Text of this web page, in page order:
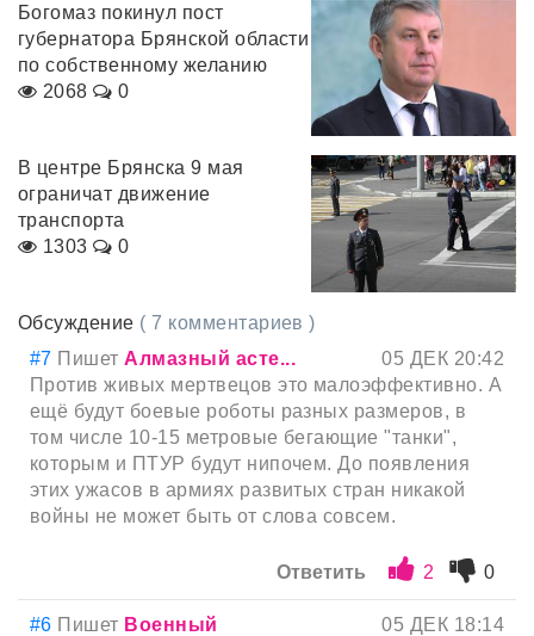
Богомаз покинул пост
губернатора Брянской области
по собственному желанию
2068
0
В центре Брянска 9 мая
ограничат движение
транспорта
1303
0
Обсуждение ( 7 комментариев )
#7 Пишет Алмазный асте...
05 ДЕК 20:42
Против живых мертвецов это малоэффективно. А
ещё будут боевые роботы разных размеров, в
том числе 10-15 метровые бегающие "танки",
которым и ПТУР будут нипочем. До появления
этих ужасов в армиях развитых стран никакой
войны не может быть от слова совсем.
Ответить 2 0
#6 Пишет Военный
05 ДЕК 18:14